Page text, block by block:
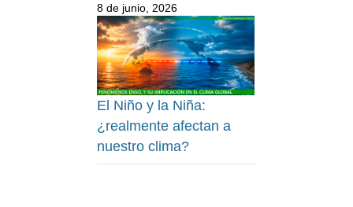
8 de junio, 2026
El Niño y la Niña:
¿realmente afectan a
nuestro clima?